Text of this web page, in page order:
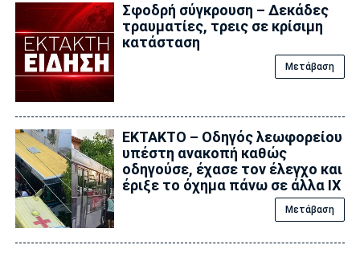
Σφοδρή σύγκρουση – Δεκάδες
τραυματίες, τρεις σε κρίσιμη
κατάσταση
Μετάβαση
ΕΚΤΑΚΤΟ – Οδηγός λεωφορείου
υπέστη ανακοπή καθώς
οδηγούσε, έχασε τον έλεγχο και
έριξε το όχημα πάνω σε άλλα ΙΧ
Μετάβαση